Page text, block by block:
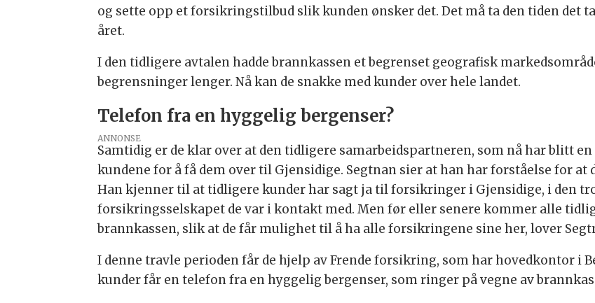
og sette opp et forsikringstilbud slik kunden ønsker det. Det må ta den tiden det
året.
I den tidligere avtalen hadde brannkassen et begrenset geografisk
begrensninger lenger. Nå kan de snakke med kunder over hele landet.
Telefon fra en hyggelig bergenser?
ANNONSE
Samtidig er de klar over at den tidligere samarbeidspartneren, som nå har blitt
kundene for å få dem over til Gjensidige. Segtnan sier at han har forståelse for
Han kjenner til at tidligere kunder har sagt ja til forsikringer i Gjensidige, i den
forsikringsselskapet de var i kontakt med. Men før eller senere kommer alle
brannkassen, slik at de får mulighet til å ha alle forsikringene sine her, lover
I denne travle perioden får de hjelp av Frende forsikring, som har hovedkontor i
kunder får en telefon fra en hyggelig bergenser, som ringer på vegne av